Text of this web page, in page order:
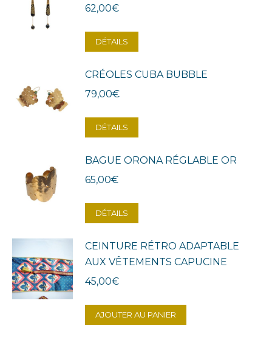
62,00€
DÉTAILS
CRÉOLES CUBA BUBBLE
79,00€
DÉTAILS
BAGUE ORONA RÉGLABLE OR
65,00€
DÉTAILS
CEINTURE RÉTRO ADAPTABLE
AUX VÊTEMENTS CAPUCINE
45,00€
AJOUTER AU PANIER